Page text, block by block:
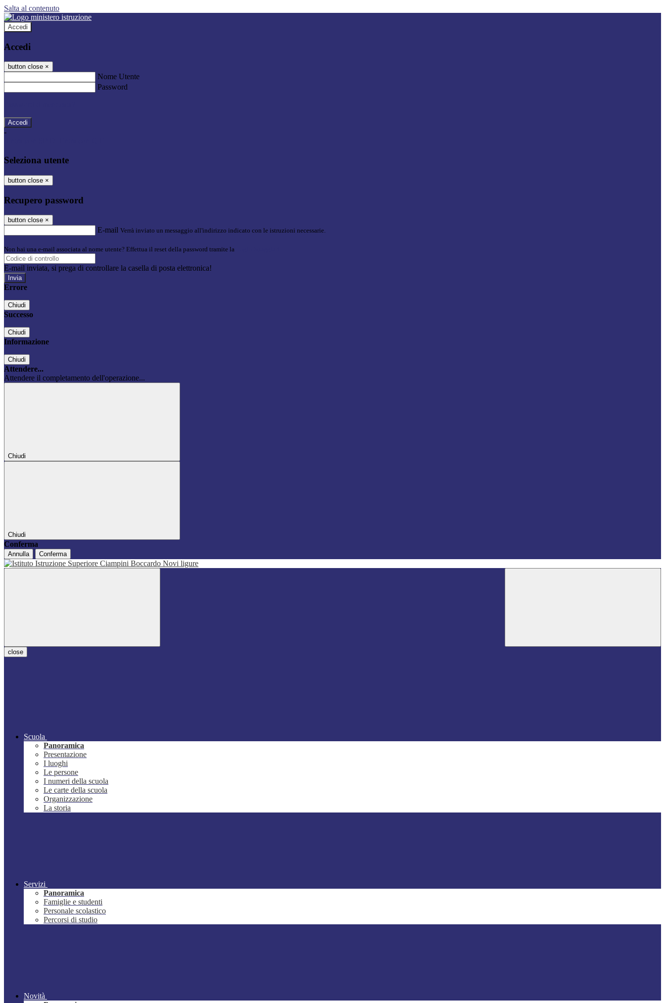
Salta al contenuto
Accedi
Accedi
button close ×
Nome Utente
Password
-
Seleziona utente
button close ×
Recupero password
button close ×
E-mail Verrà inviato un messaggio all'indirizzo indicato con le istruzioni necessarie.
Non hai una e-mail associata al nome utente? Effettua il reset della password tramite la
E-mail inviata, si prega di controllare la casella di posta elettronica!
Errore
Chiudi
Successo
Chiudi
Informazione
Chiudi
Attendere...
Attendere il completamento dell'operazione...
Chiudi
Chiudi
Conferma
Annulla Conferma
close
Scuola
Panoramica
Presentazione
I luoghi
Le persone
I numeri della scuola
Le carte della scuola
Organizzazione
La storia
Servizi
Panoramica
Famiglie e studenti
Personale scolastico
Percorsi di studio
Novità